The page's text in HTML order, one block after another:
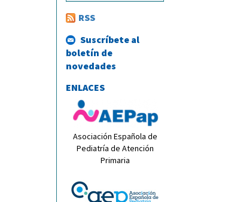
RSS
Suscríbete al
boletín de
novedades
ENLACES
Asociación Española de
Pediatría de Atención
Primaria